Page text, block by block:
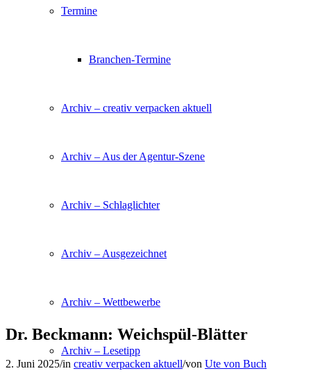
Termine
Branchen-Termine
Archiv – creativ verpacken aktuell
Archiv – Aus der Agentur-Szene
Archiv – Schlaglichter
Archiv – Ausgezeichnet
Archiv – Wettbewerbe
Archiv – Lesetipp
Dr. Beckmann: Weichspül-Blätter
2. Juni 2025/in creativ verpacken aktuell/von Ute von Buch